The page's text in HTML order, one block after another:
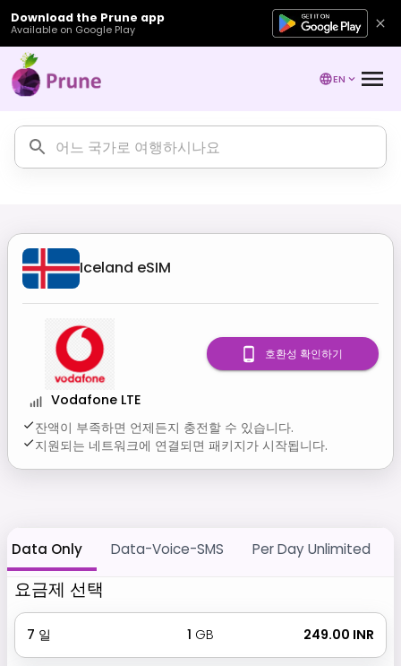
Download the Prune app
Available on Google Play
EN
Iceland eSIM
Vodafone LTE
잔액이 부족하면 언제든지 충전할 수 있습니다.
지원되는 네트워크에 연결되면 패키지가 시작됩니다.
호환성 확인하기
Data Only Data-Voice-SMS Per Day Unlimited
요금제 선택
7 일 1 GB ₹ 249.00 INR